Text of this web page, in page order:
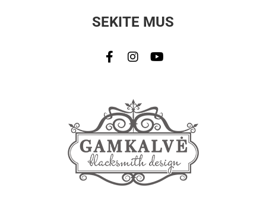
SEKITE MUS